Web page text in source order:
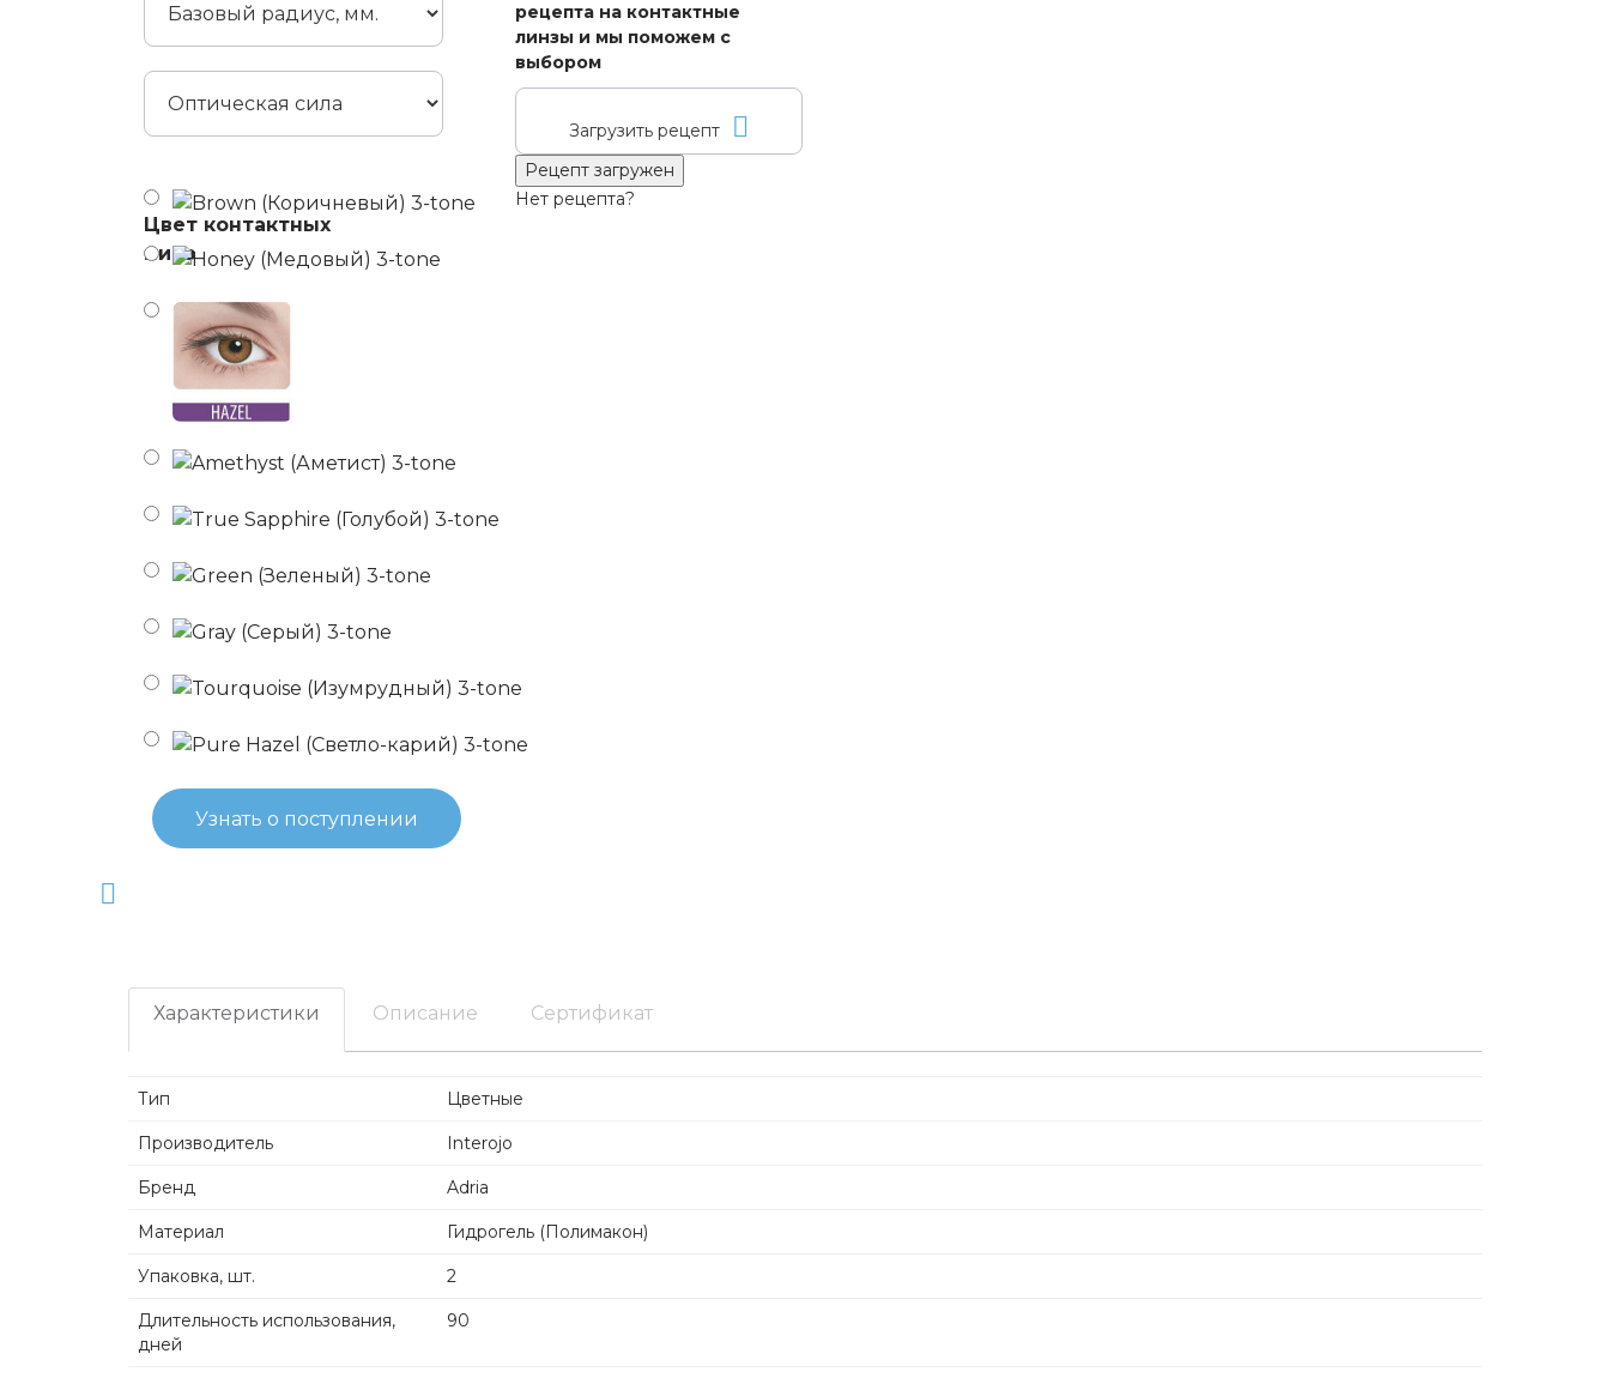
Цвет контактных
линз
рецепта на контактные
линзы и мы поможем с
выбором
Загрузить рецепт
Рецепт загружен
Нет рецепта?
Узнать о поступлении
Характеристики Описание Сертификат
Тип Цветные
Производитель Interojo
Бренд Adria
Материал Гидрогель (Полимакон)
Упаковка, шт. 2
Длительность использования,
дней
90